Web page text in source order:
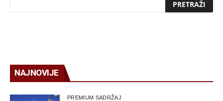
NAJNOVIJE
PREMIUM SADRŽAJ